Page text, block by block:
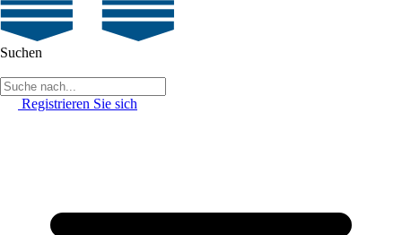
Suchen
Registrieren Sie sich